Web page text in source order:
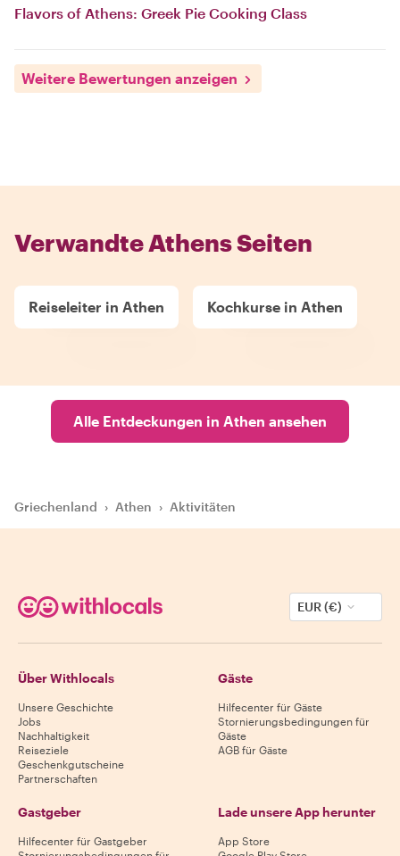
Flavors of Athens: Greek Pie Cooking Class
Weitere Bewertungen anzeigen
Verwandte Athens Seiten
Reiseleiter in Athen Kochkurse in Athen
Alle Entdeckungen in Athen ansehen
Griechenland › Athen › Aktivitäten
EUR (€)
Über Withlocals
Unsere Geschichte
Jobs
Nachhaltigkeit
Reiseziele
Geschenkgutscheine
Partnerschaften
Gäste
Hilfecenter für Gäste
Stornierungsbedingungen für
Gäste
AGB für Gäste
Gastgeber
Hilfecenter für Gastgeber
Lade unsere App herunter
App Store